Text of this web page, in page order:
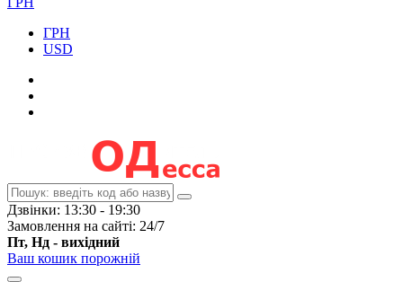
ГРН
USD
Дзвінки: 13:30 - 19:30
Замовлення на сайті: 24/7
Пт, Нд - вихідний
Ваш кошик порожній